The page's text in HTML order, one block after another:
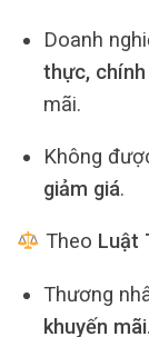
Doanh
thực,
mãi.
Không
giảm giá.
Theo Luật
Thương
khuyến mãi.